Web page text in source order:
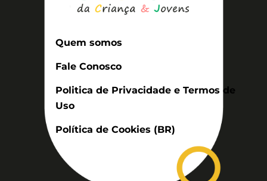
Quem somos
Fale Conosco
Politica de Privacidade e Termos de
Uso
Política de Cookies (BR)